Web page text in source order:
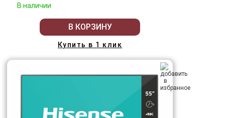
В наличии
В КОРЗИНУ
Купить в 1 клик